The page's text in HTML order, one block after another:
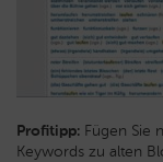
Profitipp: Fügen Sie
Keywords zu alten